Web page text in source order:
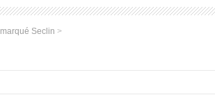
Seclin >